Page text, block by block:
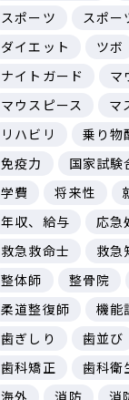
スポーツ
スポー
ダイエット
ツボ
ナイトガード
マ
マウスピース
マ
リハビリ
乗り物
免疫力
国家試験
学費
将来性
年収、給与
応急
救急救命士
救急
整体師
整骨院
柔道整復師
機能
歯ぎしり
歯並び
歯科矯正
歯科衛
海外
消防 消